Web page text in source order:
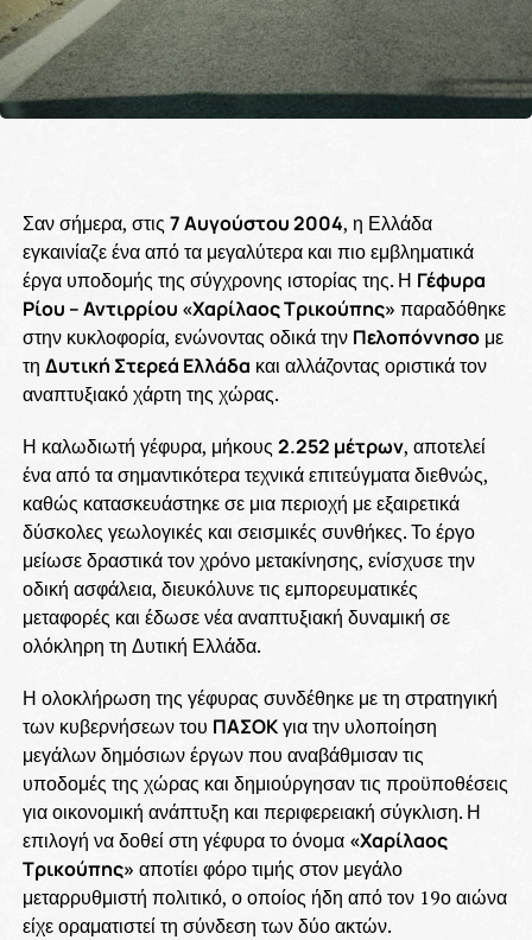
Σαν σήμερα, στις 7 Αυγούστου 2004, η Ελλάδα
εγκαινίαζε ένα από τα μεγαλύτερα και πιο εμβληματικά
έργα υποδομής της σύγχρονης ιστορίας της. Η Γέφυρα
Ρίου – Αντιρρίου «Χαρίλαος Τρικούπης» παραδόθηκε
στην κυκλοφορία, ενώνοντας οδικά την Πελοπόννησομε
τη Δυτική Στερεά Ελλάδα και αλλάζοντας οριστικά τον
αναπτυξιακό χάρτη της χώρας.
Η καλωδιωτή γέφυρα, μήκους 2.252 μέτρων, αποτελεί
ένα από τα σημαντικότερα τεχνικά επιτεύγματα διεθνώς,
καθώς κατασκευάστηκε σε μια περιοχή με εξαιρετικά
δύσκολες γεωλογικές και σεισμικές συνθήκες. Το έργο
μείωσε δραστικά τον χρόνο μετακίνησης, ενίσχυσε την
οδική ασφάλεια, διευκόλυνε τις εμπορευματικές
μεταφορές και έδωσε νέα αναπτυξιακή δυναμική σε
ολόκληρη τη Δυτική Ελλάδα.
Η ολοκλήρωση της γέφυρας συνδέθηκε με τη στρατηγική
των κυβερνήσεων του ΠΑΣΟΚγια την υλοποίηση
μεγάλων δημόσιων έργων που αναβάθμισαν τις
υποδομές της χώρας και δημιούργησαν τις προϋποθέσεις
για οικονομική ανάπτυξη και περιφερειακή σύγκλιση. Η
επιλογή να δοθεί στη γέφυρα το όνομα «Χαρίλαος
Τρικούπης» αποτίει φόρο τιμής στον μεγάλο
μεταρρυθμιστή πολιτικό, ο οποίος ήδη από τον 19ο αιώνα
είχε οραματιστεί τη σύνδεση των δύο ακτών.